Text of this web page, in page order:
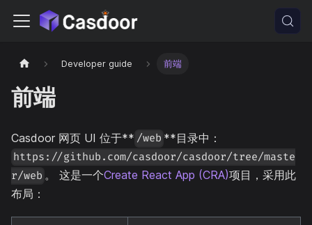
Developer guide 前端
前端
Casdoor 网页 UI 位于** /web **目录中：
https://github.com/casdoor/casdoor/tree/maste
r/web 。 这是一个Create React App (CRA)项目，采用此
布局：